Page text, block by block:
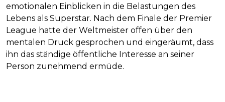
emotionalen Einblicken in die Belastungen des
Lebens als Superstar. Nach dem Finale der Premier
League hatte der Weltmeister offen über den
mentalen Druck gesprochen und eingeräumt, dass
ihn das ständige öffentliche Interesse an seiner
Person zunehmend ermüde.